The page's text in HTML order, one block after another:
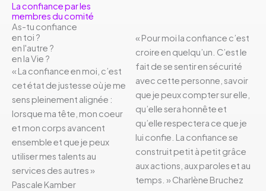
La confiance par les
membres du comité
As-tu confiance
en toi ?
en l'autre ?
en la Vie ?
« La confiance en moi, c’est
cet état de justesse où je me
sens pleinement alignée :
lorsque ma tête, mon coeur
et mon corps avancent
ensemble et que je peux
utiliser mes talents au
services des autres »
Pascale Kamber
« Pour moi la confiance c’est
croire en quelqu’un. C’est le
fait de se sentir en sécurité
avec cette personne, savoir
que je peux compter sur elle,
qu’elle sera honnête et
qu’elle respectera ce que je
lui confie. La confiance se
construit petit à petit grâce
aux actions, aux paroles et au
temps. » Charlène Bruchez